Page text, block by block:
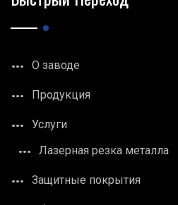
О заводе
Продукция
Услуги
Лазерная резка металла
Защитные покрытия